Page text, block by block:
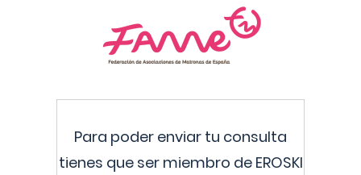
Para poder enviar tu consulta
tienes que ser miembro de EROSKI